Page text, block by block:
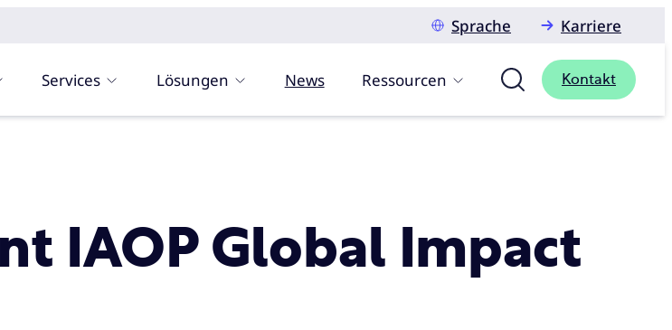
Sprache
Karriere
Services Lösungen News Ressourcen Kontakt
IAOP Global Impact